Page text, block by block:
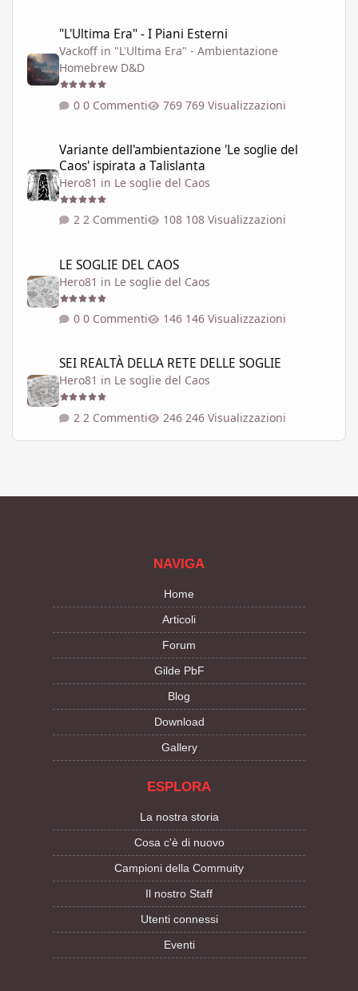
"L'Ultima Era" - I Piani Esterni
Vackoff in "L'Ultima Era" - Ambientazione
Homebrew D&D
0 Commenti 769 Visualizzazioni
Variante dell'ambientazione 'Le soglie del
Caos' ispirata a Talislanta
Hero81 in Le soglie del Caos
2 Commenti 108 Visualizzazioni
LE SOGLIE DEL CAOS
Hero81 in Le soglie del Caos
0 Commenti 146 Visualizzazioni
SEI REALTÀ DELLA RETE DELLE SOGLIE
Hero81 in Le soglie del Caos
2 Commenti 246 Visualizzazioni
NAVIGA
Home
Articoli
Forum
Gilde PbF
Blog
Download
Gallery
ESPLORA
La nostra storia
Cosa c'è di nuovo
Campioni della Commuity
Il nostro Staff
Utenti connessi
Eventi